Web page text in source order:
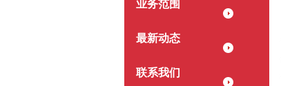
业务范围
最新动态
联系我们